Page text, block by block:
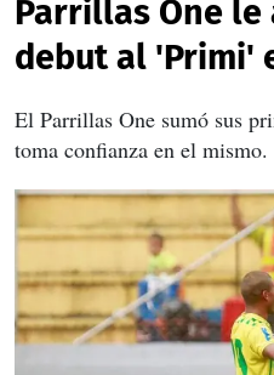
Parrillas One le
debut al 'Primi'
El Parrillas One sumó sus
toma confianza en el mismo.